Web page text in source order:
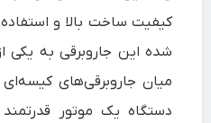
کیفیت ساخت بالا و استفاده از
شده این جاروبرقی به یکی از
میان جاروبرقی‌های کیسه‌ای